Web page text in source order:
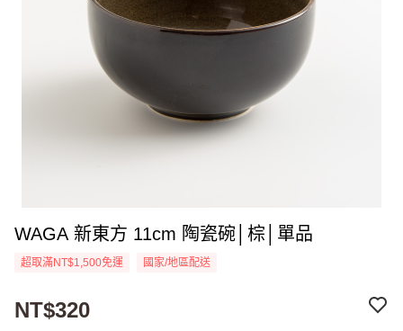
WAGA 新東方 11cm 陶瓷碗│棕│單品
超取滿NT$1,500免運 國家/地區配送
NT$320